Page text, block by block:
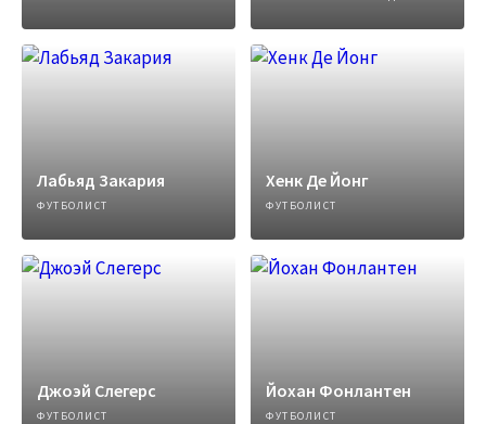
Лабьяд Закария
ФУТБОЛИСТ
Хенк Де Йонг
ФУТБОЛИСТ
Джоэй Слегерс
ФУТБОЛИСТ
Йохан Фонлантен
ФУТБОЛИСТ